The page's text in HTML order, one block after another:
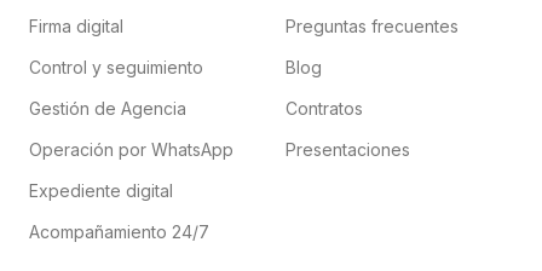
Firma digital
Control y seguimiento
Gestión de Agencia
Operación por WhatsApp
Expediente digital
Acompañamiento 24/7
Preguntas frecuentes
Blog
Contratos
Presentaciones